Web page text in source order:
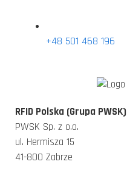
+48 501 468 196
RFID Polska (Grupa PWSK)
PWSK Sp. z o.o.
ul. Hermisza 15
41-800 Zabrze